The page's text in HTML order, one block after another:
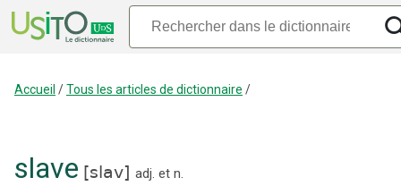
Accueil /Tous les articles de dictionnaire /
slave [slav] adj. et n.